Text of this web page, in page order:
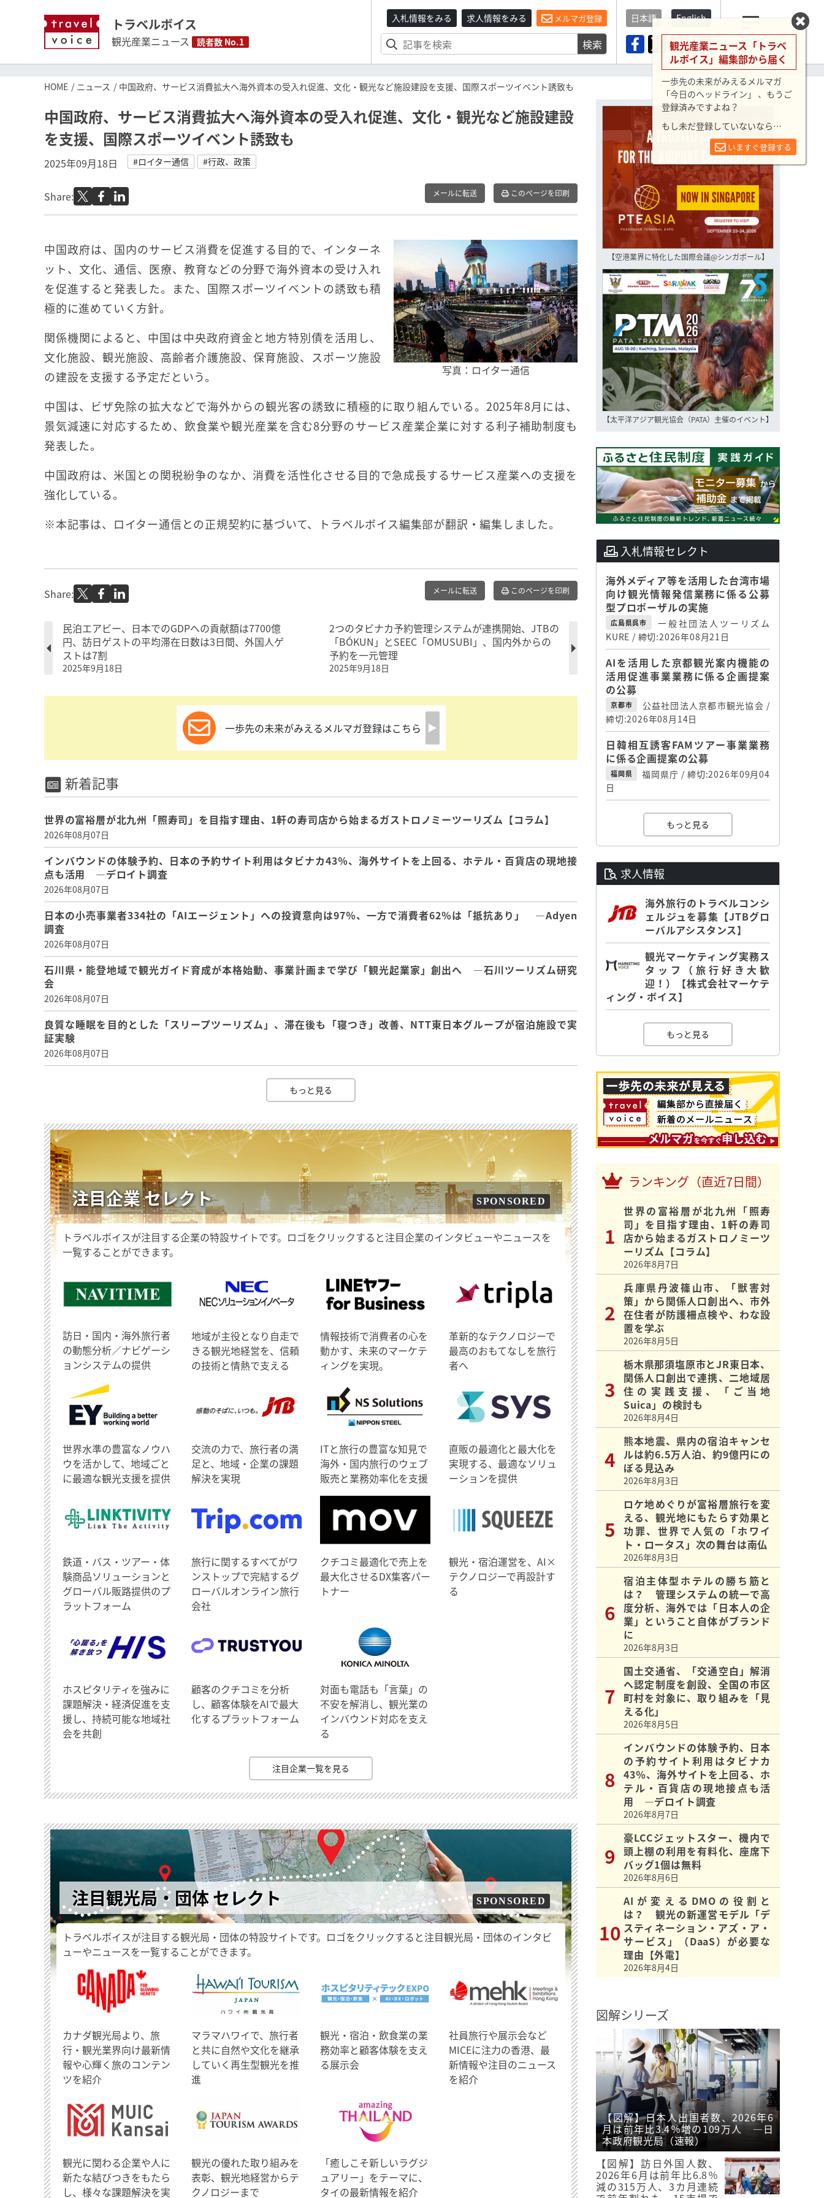
トラベルボイス
観光産業ニュース 読者数 No.1
入札情報をみる 求人情報をみる メルマガ登録
検索
日本語 English
メニュー
HOME ニュース 中国政府、サービス消費拡大へ海外資本の受入れ促進、文化・観光など施設建設を支援、国際スポーツイベント誘致も
中国政府、サービス消費拡大へ海外資本の受入れ促進、文化・観光など施設建設
を支援、国際スポーツイベント誘致も
2025年09月18日 #ロイター通信 #行政、政策
Share: メールに転送 このページを印刷
写真：ロイター通信
中国政府は、国内のサービス消費を促進する目的で、インターネ
ット、文化、通信、医療、教育などの分野で海外資本の受け入れ
を促進すると発表した。また、国際スポーツイベントの誘致も積
極的に進めていく方針。
関係機関によると、中国は中央政府資金と地方特別債を活用し、
文化施設、観光施設、高齢者介護施設、保育施設、スポーツ施設
の建設を支援する予定だという。
中国は、ビザ免除の拡大などで海外からの観光客の誘致に積極的に取り組んでいる。2025年8月には、
景気減速に対応するため、飲食業や観光産業を含む8分野のサービス産業企業に対する利子補助制度も
発表した。
中国政府は、米国との関税紛争のなか、消費を活性化させる目的で急成長するサービス産業への支援を
強化している。
※本記事は、ロイター通信との正規契約に基づいて、トラベルボイス編集部が翻訳・編集しました。
Share: メールに転送 このページを印刷
民泊エアビー、日本でのGDPへの貢献額は7700億
円、訪日ゲストの平均滞在日数は3日間、外国人ゲ
ストは7割
2025年9月18日
2つのタビナカ予約管理システムが連携開始、JTBの
「BÓKUN」とSEEC「OMUSUBI」、国内外からの
予約を一元管理
2025年9月18日
一歩先の未来がみえるメルマガ登録はこちら
新着記事
世界の富裕層が北九州「照寿司」を目指す理由、1軒の寿司店から始まるガストロノミーツーリズム【コラム】
2026年08月07日
インバウンドの体験予約、日本の予約サイト利用はタビナカ43％、海外サイトを上回る、ホテル・百貨店の現地接
点も活用 ―デロイト調査
2026年08月07日
日本の小売事業者334社の「AIエージェント」への投資意向は97％、一方で消費者62％は「抵抗あり」 ―Adyen
調査
2026年08月07日
石川県・能登地域で観光ガイド育成が本格始動、事業計画まで学び「観光起業家」創出へ ―石川ツーリズム研究
会
2026年08月07日
良質な睡眠を目的とした「スリープツーリズム」、滞在後も「寝つき」改善、NTT東日本グループが宿泊施設で実
証実験
2026年08月07日
もっと見る
注目企業 セレクト SPONSORED
トラベルボイスが注目する企業の特設サイトです。ロゴをクリックすると注目企業のインタビューやニュースを
一覧することができます。
訪日・国内・海外旅行者
の動態分析／ナビゲーシ
ョンシステムの提供
地域が主役となり自走で
きる観光地経営を、信頼
の技術と情熱で支える
情報技術で消費者の心を
動かす、未来のマーケテ
ィングを実現。
革新的なテクノロジーで
最高のおもてなしを旅行
者へ
世界水準の豊富なノウハ
ウを活かして、地域ごと
に最適な観光支援を提供
交流の力で、旅行者の満
足と、地域・企業の課題
解決を実現
ITと旅行の豊富な知見で
海外・国内旅行のウェブ
販売と業務効率化を支援
直販の最適化と最大化を
実現する、最適なソリュ
ーションを提供
鉄道・バス・ツアー・体
験商品ソリューションと
グローバル販路提供のプ
ラットフォーム
旅行に関するすべてがワ
ンストップで完結するグ
ローバルオンライン旅行
会社
クチコミ最適化で売上を
最大化させるDX集客パー
トナー
観光・宿泊運営を、AI×
テクノロジーで再設計す
る
ホスピタリティを強みに
課題解決・経済促進を支
援し、持続可能な地域社
会を共創
顧客のクチコミを分析
し、顧客体験をAIで最大
化するプラットフォーム
対面も電話も「言葉」の
不安を解消し、観光業の
インバウンド対応を支え
る
注目企業一覧を見る
注目観光局・団体 セレクト SPONSORED
トラベルボイスが注目する観光局・団体の特設サイトです。ロゴをクリックすると注目観光局・団体のインタビ
ューやニュースを一覧することができます。
​カナダ観光局より、旅
行・観光業界向け最新情
報や心輝く旅のコンテン
ツを紹介
マラマハワイで、旅行者
と共に自然や文化を継承
していく再生型観光を推
進
観光・宿泊・飲食業の業
務効率と顧客体験を支え
る展示会
社員旅行や展示会など
MICEに注力の香港、最
新情報や注目のニュース
を紹介
観光に関わる企業や人に
新たな結びつきをもたら
し、様々な課題解決を実
観光の優れた取り組みを
表彰、観光地経営からテ
クノロジーまで
「癒しこそ新しいラグジ
ュアリー」をテーマに、
タイの最新情報を紹介
【空港業界に特化した国際会議@シンガポール】
【太平洋アジア観光協会（PATA）主催のイベント】
入札情報セレクト
海外メディア等を活用した台湾市場
向け観光情報発信業務に係る公募
型プロポーザルの実施
広島県呉市
一般社団法人ツーリズム
KURE / 締切:2026年08月21日
AIを活用した京都観光案内機能の
活用促進事業業務に係る企画提案
の公募
京都市
公益社団法人京都市観光協会 /
締切:2026年08月14日
日韓相互誘客FAMツアー事業業務
に係る企画提案の公募
福岡県
福岡県庁 / 締切:2026年09月04
日
もっと見る
求人情報
海外旅行のトラベルコンシ
ェルジュを募集【JTBグロ
ーバルアシスタンス】
観光マーケティング実務ス
タッフ（旅行好き大歓
迎！）【株式会社マーケテ
ィング・ボイス】
もっと見る
ランキング（直近7日間）
世界の富裕層が北九州「照寿
司」を目指す理由、1軒の寿司
店から始まるガストロノミーツ
ーリズム【コラム】
2026年8月7日
兵庫県丹波篠山市、「獣害対
策」から関係人口創出へ、市外
在住者が防護柵点検や、わな設
置を学ぶ
2026年8月5日
栃木県那須塩原市とJR東日本、
関係人口創出で連携、二地域居
住の実践支援、「ご当地
Suica」の検討も
2026年8月4日
熊本地震、県内の宿泊キャンセ
ルは約6.5万人泊、約9億円にの
ぼる見込み
2026年8月3日
ロケ地めぐりが富裕層旅行を変
える、観光地にもたらす効果と
功罪、世界で人気の「ホワイ
ト・ロータス」次の舞台は南仏
2026年8月3日
宿泊主体型ホテルの勝ち筋と
は？ 管理システムの統一で高
度分析、海外では「日本人の企
業」ということ自体がブランド
に
2026年8月3日
国土交通省、「交通空白」解消
へ認定制度を創設、全国の市区
町村を対象に、取り組みを「見
える化」
2026年8月5日
インバウンドの体験予約、日本
の予約サイト利用はタビナカ
43％、海外サイトを上回る、ホ
テル・百貨店の現地接点も活
用 ―デロイト調査
2026年8月7日
豪LCCジェットスター、機内で
頭上棚の利用を有料化、座席下
バッグ1個は無料
2026年8月6日
AIが変えるDMOの役割と
は？ 観光の新運営モデル「デ
スティネーション・アズ・ア・
サービス」（DaaS）が必要な
理由【外電】
2026年8月4日
図解シリーズ
【図解】日本人出国者数、2026年6
月は前年比3.4％増の109万人 ―日
本政府観光局（速報）
【図解】訪日外国人数、
2026年6月は前年比6.8％
減の315万人、3カ月連続
観光産業ニュース「トラベ
ルボイス」編集部から届く
一歩先の未来がみえるメルマガ
「今日のヘッドライン」 、もうご
登録済みですよね？
もし未だ登録していないなら…
いますぐ登録する